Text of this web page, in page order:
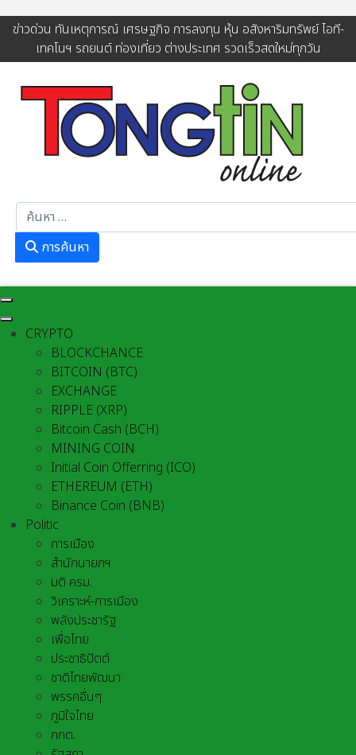
ข่าวด่วน ทันเหตุการณ์ เศรษฐกิจ การลงทุน หุ้น อสังหาริมทรัพย์ ไอที-
เทคโนฯ รถยนต์ ท่องเที่ยว ต่างประเทศ รวดเร็วสดใหม่ทุกวัน
การค้นหา
CRYPTO
BLOCKCHANCE
BITCOIN (BTC)
EXCHANGE
RIPPLE (XRP)
Bitcoin Cash (BCH)
MINING COIN
Initial Coin Offerring (ICO)
ETHEREUM (ETH)
Binance Coin (BNB)
Politic
การเมือง
สำนักนายกฯ
มติ ครม.
วิเคราะห์-การเมือง
พลังประชารัฐ
เพื่อไทย
ประชาธิปัตต์
ชาติไทยพัฒนา
พรรคอื่นๆ
ภูมิใจไทย
กกต.